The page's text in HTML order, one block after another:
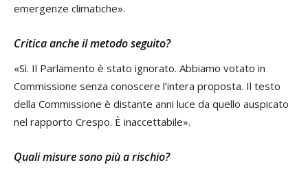
emergenze climatiche».
Critica anche il metodo seguito?
«Sì. Il Parlamento è stato ignorato. Abbiamo votato in
Commissione senza conoscere l’intera proposta. Il testo
della Commissione è distante anni luce da quello auspicato
nel rapporto Crespo. È inaccettabile».
Quali misure sono più a rischio?